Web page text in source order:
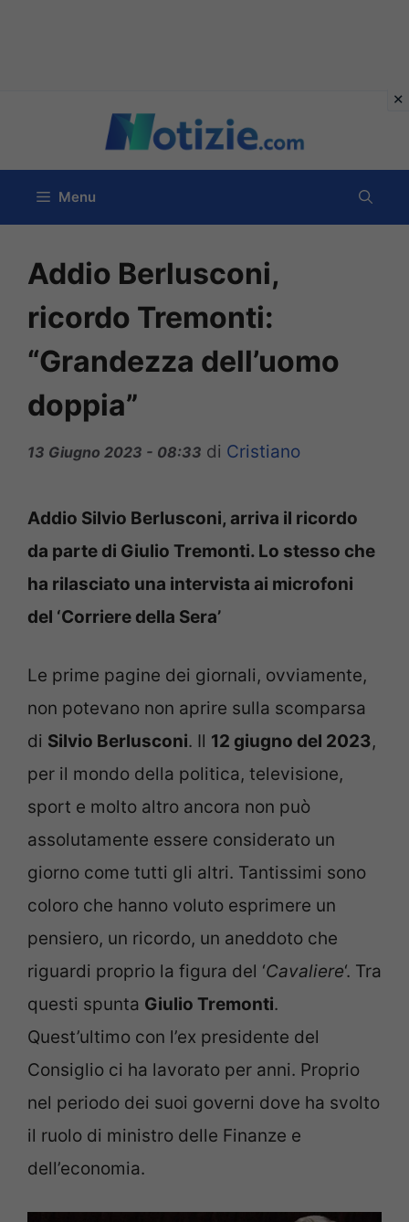
contenuto
Menu
Addio Berlusconi,
ricordo Tremonti:
“Grandezza dell’uomo
doppia”
13 Giugno 2023 - 08:33 di Cristiano
Addio Silvio Berlusconi, arriva il ricordo
da parte di Giulio Tremonti. Lo stesso che
ha rilasciato una intervista ai microfoni
del ‘Corriere della Sera’
Le prime pagine dei giornali, ovviamente,
non potevano non aprire sulla scomparsa
di Silvio Berlusconi. Il 12 giugno del 2023,
per il mondo della politica, televisione,
sport e molto altro ancora non può
assolutamente essere considerato un
giorno come tutti gli altri. Tantissimi sono
coloro che hanno voluto esprimere un
pensiero, un ricordo, un aneddoto che
riguardi proprio la figura del ‘Cavaliere‘. Tra
questi spunta Giulio Tremonti.
Quest’ultimo con l’ex presidente del
Consiglio ci ha lavorato per anni. Proprio
nel periodo dei suoi governi dove ha svolto
il ruolo di ministro delle Finanze e
dell’economia.